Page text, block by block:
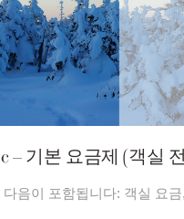
– 기본 요금제 (객실
음이 포함됩니다: 객실 요